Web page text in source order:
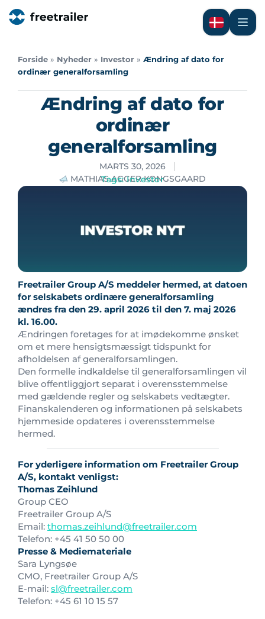
Forside » Nyheder » Investor » Ændring af dato for
ordinær generalforsamling
Ændring af dato for
ordinær
generalforsamling
MARTS 30, 2026
MATHIAS AGGER KONGSGAARD
Tags: Investor
Freetrailer Group A/S meddeler hermed, at datoen
for selskabets ordinære generalforsamling
ændres fra den 29. april 2026 til den 7. maj 2026
kl. 16.00.
Ændringen foretages for at imødekomme ønsket
om et mere hensigtsmæssigt tidspunkt for
afholdelsen af generalforsamlingen.
Den formelle indkaldelse til generalforsamlingen vil
blive offentliggjort separat i overensstemmelse
med gældende regler og selskabets vedtægter.
Finanskalenderen og informationen på selskabets
hjemmeside opdateres i overensstemmelse
hermed.
For yderligere information om Freetrailer Group
A/S, kontakt venligst:
Thomas Zeihlund
Group CEO
Freetrailer Group A/S
Email: thomas.zeihlund@freetrailer.com
Telefon: +45 41 50 50 00
Presse & Mediemateriale
Sara Lyngsøe
CMO, Freetrailer Group A/S
E-mail: sl@freetrailer.com
Telefon: +45 61 10 15 57